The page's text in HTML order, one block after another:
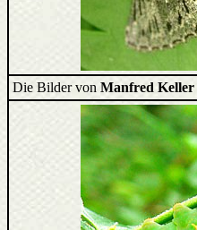
Die Bilder von Manfred Keller